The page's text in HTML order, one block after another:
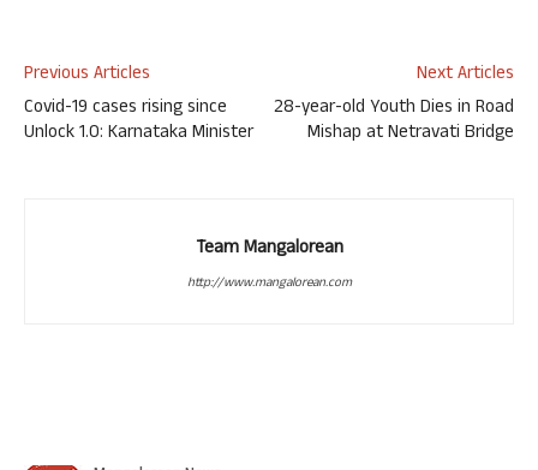
Previous Articles
Covid-19 cases rising since
Unlock 1.0: Karnataka Minister
Next Articles
28-year-old Youth Dies in Road
Mishap at Netravati Bridge
Team Mangalorean
http://www.mangalorean.com